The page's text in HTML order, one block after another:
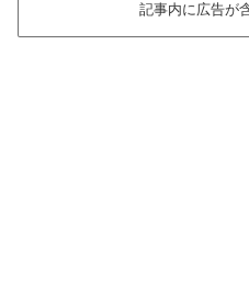
記事内に広告が